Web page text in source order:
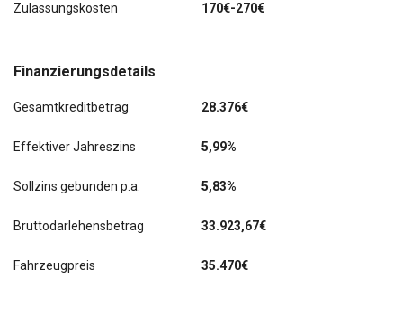
Zulassungskosten 170€-270€
Finanzierungsdetails
Gesamtkreditbetrag 28.376€
Effektiver Jahreszins 5,99%
Sollzins gebunden p.a. 5,83%
Bruttodarlehensbetrag 33.923,67€
Fahrzeugpreis 35.470€